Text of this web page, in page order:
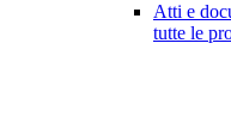
Atti e
tutte le